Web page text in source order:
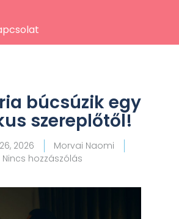
búcsúzik egy
szereplőtől!
2026
Morvai Naomi
Nincs hozzászólás